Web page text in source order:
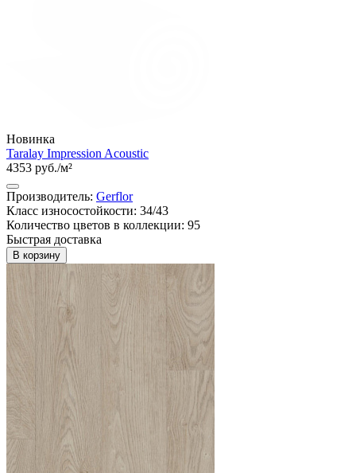
Новинка
Taralay Impression Acoustic
4353 руб./м²
Производитель: Gerflor
Класс износостойкости: 34/43
Количество цветов в коллекции: 95
Быстрая доставка
В корзину